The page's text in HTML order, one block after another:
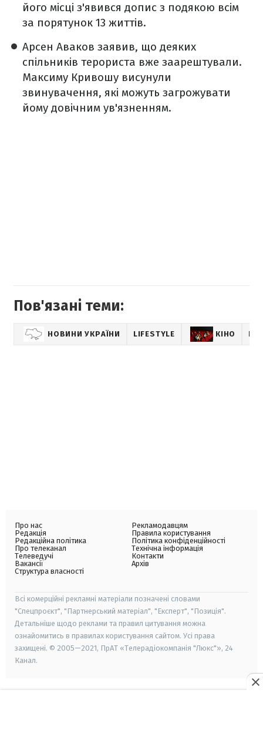
його місці з'явився допис з подякою всім
за порятунок 13 життів.
Арсен Аваков заявив, що деяких
спільників терориста вже заарештували.
Максиму Кривошу висунули
звинувачення, які можуть загрожувати
йому довічним ув'язненням.
Пов'язані теми:
НОВИНИ УКРАЇНИ LIFESTYLE КІНО
Про нас
Редакція
Редакційна політика
Про телеканал
Телеведучі
Вакансії
Структура власності
Рекламодавцям
Правила користування
Політика конфіденційності
Технічна інформація
Контакти
Архів
Всі комерційні рекламні матеріали позначені словами
"Спецпроєкт", "Партнерський матеріал", "Експерт", "Позиція".
Детальніше щодо реклами та правил цитування можна
ознайомитись в правилах користування сайтом. Усі права
захищені. © 2005—2021, ПрАТ «Телерадіокомпанія "Люкс"», 24
Канал.